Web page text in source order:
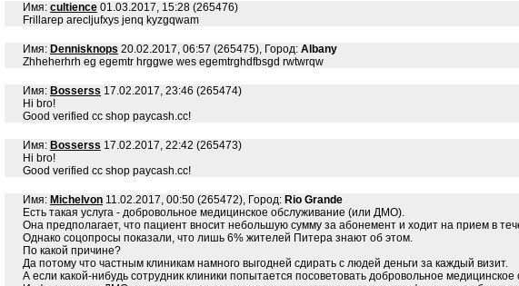
Имя: cultience 01.03.2017, 15:28 (265476)
Frillarep arecljufxys jenq kyzgqwam
Имя: Dennisknops 20.02.2017, 06:57 (265475), Город: Albany
Zhheherhrh eg egemtr hrggwe wes egemtrghdfbsgd rwtwrqw
Имя: Bosserss 17.02.2017, 23:46 (265474)
Hi bro!
Good verified cc shop paycash.cc!
Имя: Bosserss 17.02.2017, 22:42 (265473)
Hi bro!
Good verified cc shop paycash.cc!
Имя: Michelvon 11.02.2017, 00:50 (265472), Город: Rio Grande
Есть такая услуга - добровольное медицинское обслуживание (или ДМО).
Она предполагает, что пациент вносит небольшую сумму за абонемент и ходит на прием в
Однако соцопросы показали, что лишь 6% жителей Питера знают об этом.
По какой причине?
Да потому что частным клиникам намного выгодней сдирать с людей деньги за каждый визит.
А если какой-нибудь сотрудник клиники попытается посоветовать добровольное